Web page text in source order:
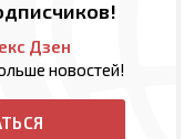
Дзен
новостей!